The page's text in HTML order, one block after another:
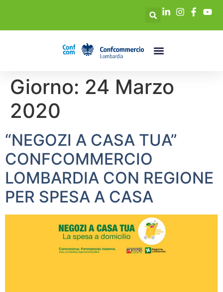
Giorno: 24 Marzo
2020
“NEGOZI A CASA TUA”
CONFCOMMERCIO
LOMBARDIA CON REGIONE
PER SPESA A CASA